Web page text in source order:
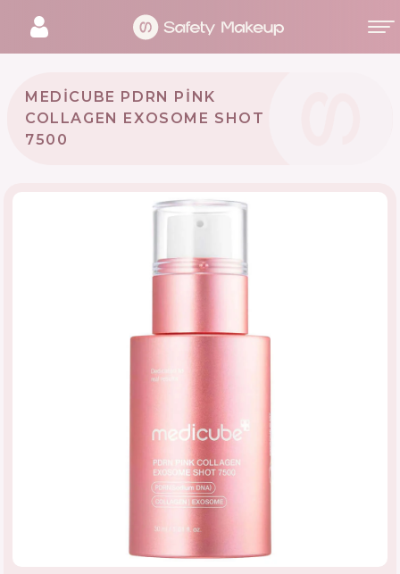
MEDICUBE PDRN PINK
COLLAGEN EXOSOME SHOT
7500